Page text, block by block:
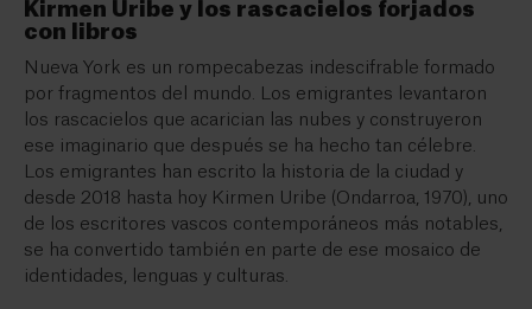
Kirmen Uribe y los rascacielos forjados
con libros
Nueva York es un rompecabezas indescifrable formado
por fragmentos del mundo. Los emigrantes levantaron
los rascacielos que acarician las nubes y construyeron
ese imaginario que después se ha hecho tan célebre.
Los emigrantes han escrito la historia de la ciudad y
desde 2018 hasta hoy Kirmen Uribe (Ondarroa, 1970), uno
de los escritores vascos contemporáneos más notables,
se ha convertido también en parte de ese mosaico de
identidades, lenguas y culturas.